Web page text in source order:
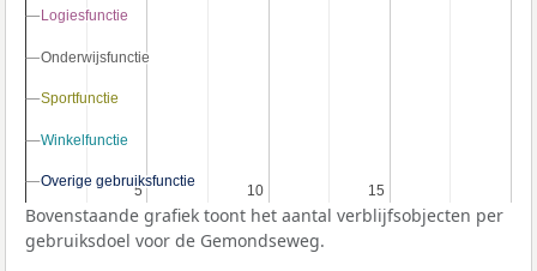
5
5 10
10 15
15
Logiesfunctie
Logiesfunctie
Onderwijsfunctie
Onderwijsfunctie
Sportfunctie
Sportfunctie
Winkelfunctie
Winkelfunctie
Overige gebruiksfunctie
Overige gebruiksfunctie
Bovenstaande grafiek toont het aantal verblijfsobjecten per
gebruiksdoel voor de Gemondseweg.